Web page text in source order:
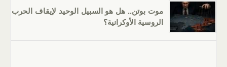
موت بوتن.. هل هو السبيل الوحيد لإيقاف الحرب
الروسية الأوكرانية؟